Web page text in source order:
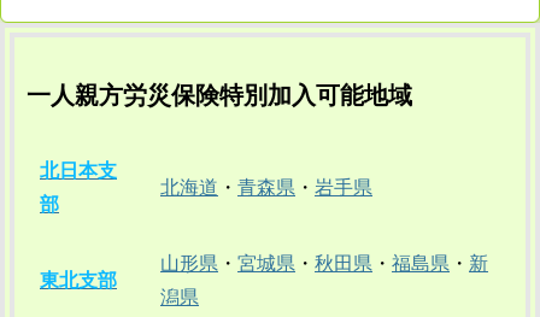
一人親方労災保険特別加入可能地域
北日本支
部
北海道 ・ 青森県 ・ 岩手県
東北支部
山形県 ・ 宮城県 ・ 秋田県 ・ 福島県 ・ 新
潟県